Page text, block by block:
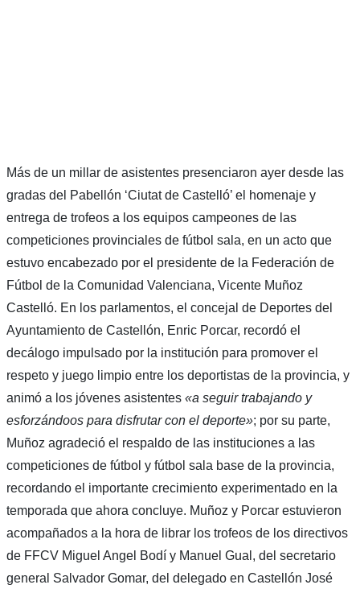
Más de un millar de asistentes presenciaron ayer desde las
gradas del Pabellón ‘Ciutat de Castelló’ el homenaje y
entrega de trofeos a los equipos campeones de las
competiciones provinciales de fútbol sala, en un acto que
estuvo encabezado por el presidente de la Federación de
Fútbol de la Comunidad Valenciana, Vicente Muñoz
Castelló. En los parlamentos, el concejal de Deportes del
Ayuntamiento de Castellón, Enric Porcar, recordó el
decálogo impulsado por la institución para promover el
respeto y juego limpio entre los deportistas de la provincia, y
animó a los jóvenes asistentes «a seguir trabajando y
esforzándoos para disfrutar con el deporte»; por su parte,
Muñoz agradeció el respaldo de las instituciones a las
competiciones de fútbol y fútbol sala base de la provincia,
recordando el importante crecimiento experimentado en la
temporada que ahora concluye. Muñoz y Porcar estuvieron
acompañados a la hora de librar los trofeos de los directivos
de FFCV Miguel Angel Bodí y Manuel Gual, del secretario
general Salvador Gomar, del delegado en Castellón José